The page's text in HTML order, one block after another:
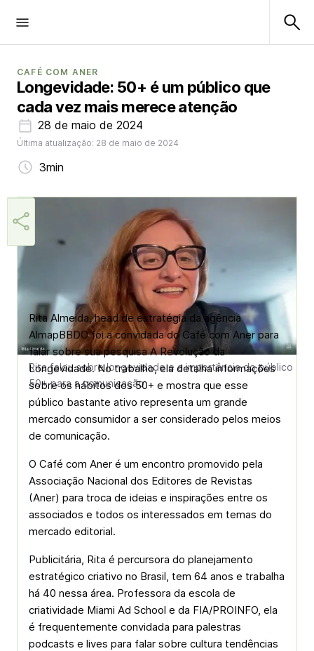
CAFÉ COM ANER
Longevidade: 50+ é um público que
cada vez mais merece atenção
28 de maio de 2024
Última atualização: 28 de maio de 2024
3min
Rita falou sobre longevidade e a importância do público
50+ para a comunicação
Márcia Miranda
Rita Almeida, head de estratégia da agência
AlmapBBDO foi a convidada do Café com Aner para
falar sobre sua pesquisa A Revolução da
Longevidade. No trabalho, ela detalha informações
sobre os hábitos dos 50+ e mostra que esse
público bastante ativo representa um grande
mercado consumidor a ser considerado pelos meios
de comunicação.
O Café com Aner é um encontro promovido pela
Associação Nacional dos Editores de Revistas
(Aner) para troca de ideias e inspirações entre os
associados e todos os interessados em temas do
mercado editorial.
Publicitária, Rita é percursora do planejamento
estratégico criativo no Brasil, tem 64 anos e trabalha
há 40 nessa área. Professora da escola de
criatividade Miami Ad School e da FIA/PROINFO, ela
é frequentemente convidada para palestras
podcasts e lives para falar sobre cultura tendências